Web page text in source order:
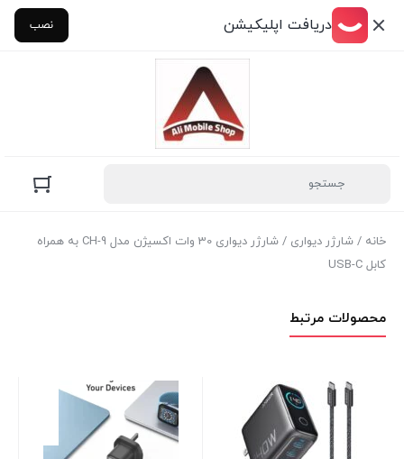
دریافت اپلیکیشن نصب
خانه / شارژر دیواری
/ شارژر دیواری 30 وات اکسیژن مدل CH-9 به همراه
کابل USB-C
محصولات مرتبط